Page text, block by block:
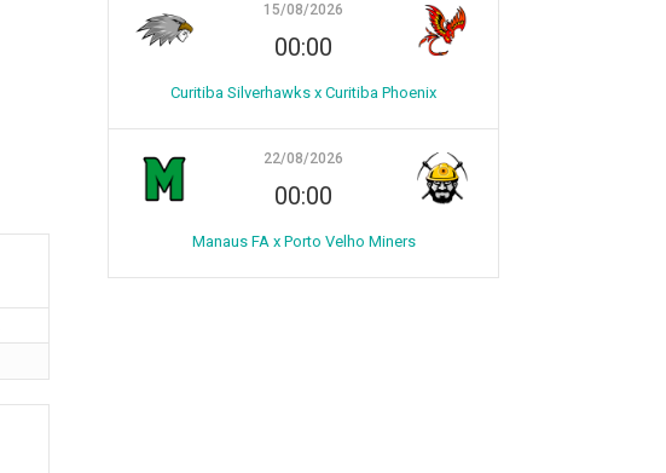
15/08/2026
00:00
Curitiba Silverhawks x Curitiba Phoenix
22/08/2026
00:00
Manaus FA x Porto Velho Miners